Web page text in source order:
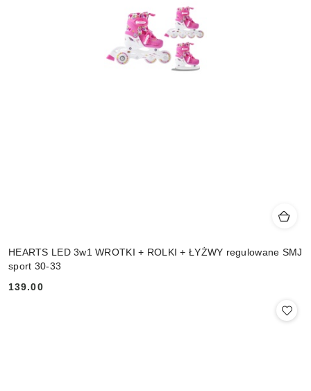
HEARTS LED 3w1 WROTKI + ROLKI + ŁYŻWY regulowane SMJ
sport 30-33
Cena:
139.00